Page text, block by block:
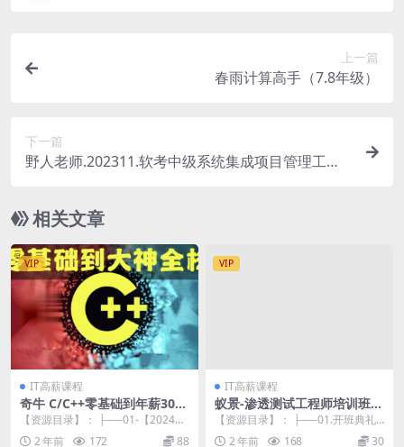
上一篇
春雨计算高手（7.8年级）
下一篇
野人老师.202311.软考中级系统集成项目管理工程
相关文章
VIP
IT高薪课程
奇牛 C/C++零基础到年薪30W
全栈工程师
【资源目录】： ├──01-【2024
期】C、C入门：基础语法+项目实
2 年前 172 88
VIP
IT高薪课程
蚁景-渗透测试工程师培训班第
十期
【资源目录】： ├──01.开班典礼
| └──01开班典礼开班典礼.mp4
2 年前 168 30